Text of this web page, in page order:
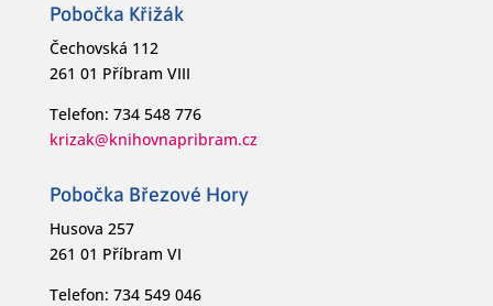
Pobočka Křižák
Čechovská 112
261 01 Příbram VIII
Telefon: 734 548 776
krizak@knihovnapribram.cz
Pobočka Březové Hory
Husova 257
261 01 Příbram VI
Telefon: 734 549 046